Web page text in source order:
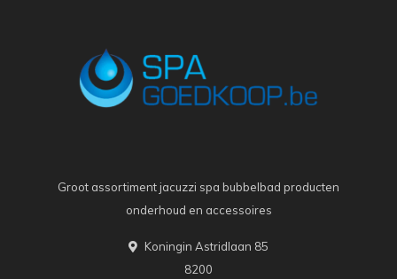
Groot assortiment jacuzzi spa bubbelbad producten
onderhoud en accessoires
Koningin Astridlaan 85
8200